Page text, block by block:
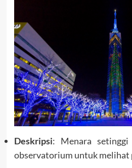
Deskripsi: Menara
observatorium untuk melihat